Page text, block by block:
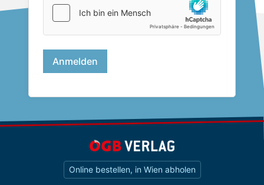
Online bestellen, in Wien abholen